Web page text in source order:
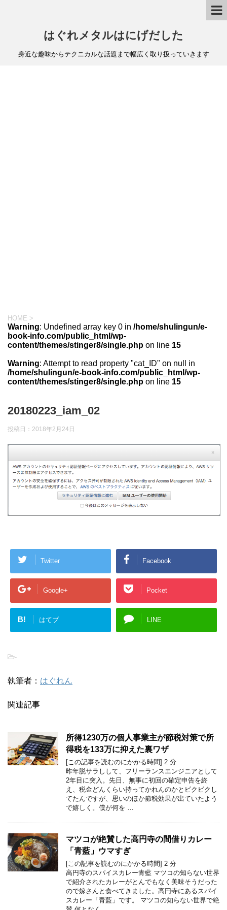
はぐれメタルはにげだした
身近な趣味からテクニカルな話題まで幅広く取り扱っていきます
HOME >
Warning: Undefined array key 0 in /home/shulingun/e-
book-info.com/public_html/wp-
content/themes/stinger8/single.php on line 15
Warning: Attempt to read property "cat_ID" on null in
/home/shulingun/e-book-info.com/public_html/wp-
content/themes/stinger8/single.php on line 15
20180223_iam_02
投稿日： 2018年2月24日
Twitter Facebook
Google+ Pocket
B! はてブ LINE
-
執筆者： はぐれん
関連記事
所得1230万の個人事業主が節税対策で所
得税を133万に抑えた裏ワザ
[この記事を読むのにかかる時間] 2 分
昨年脱サラしして、フリーランスエンジニアとして
2年目に突入。先日、無事に初回の確定申告を終
え、税金どんくらい持ってかれんのかとビクビクし
てたんですが、思いのほか節税効果が出ていたよう
で嬉しく。僕が何を …
マツコが絶賛した高円寺の間借りカレー
「青藍」ウマすぎ
[この記事を読むのにかかる時間] 2 分
高円寺のスパイスカレー青藍 マツコの知らない世界
で紹介されたカレーがとんでもなく美味そうだった
ので嫁さんと食べてきました。高円寺にあるスパイ
スカレー「青藍」です。 マツコの知らない世界で絶